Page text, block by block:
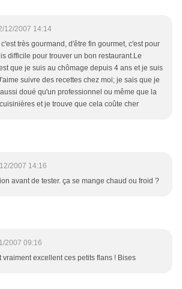
12/2007 14:14
c'est très gourmand, d'être fin gourmet, c'est pour
difficile pour trouver un bon restaurant.Le
que je suis au chômage depuis 4 ans et je suis
suivre des recettes chez moi; je sais que je
doué qu'un professionnel ou même que la
et je trouve que cela coûte cher
2007 14:16
avant de tester. ça se mange chaud ou froid ?
2007 09:16
vraiment excellent ces petits flans ! Bises